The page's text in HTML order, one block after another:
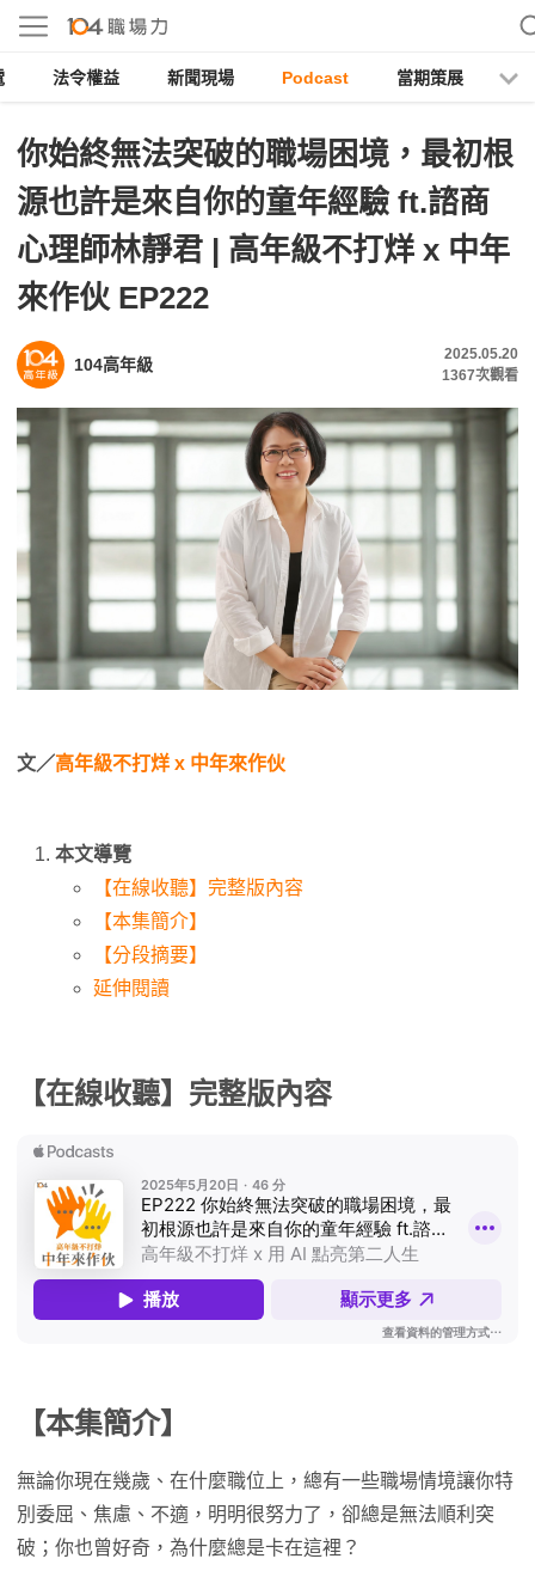
法令權益 新聞現場 Podcast 當期策展
你始終無法突破的職場困境，最初根
源也許是來自你的童年經驗 ft.諮商
心理師林靜君 | 高年級不打烊 x 中年
來作伙 EP222
104高年級
2025.05.20
1367次觀看
文／高年級不打烊 x 中年來作伙
本文導覽
【在線收聽】完整版內容
【本集簡介】
【分段摘要】
延伸閱讀
【在線收聽】完整版內容
【本集簡介】
無論你現在幾歲、在什麼職位上，總有一些職場情境讓你特
別委屈、焦慮、不適，明明很努力了，卻總是無法順利突
破；你也曾好奇，為什麼總是卡在這裡？